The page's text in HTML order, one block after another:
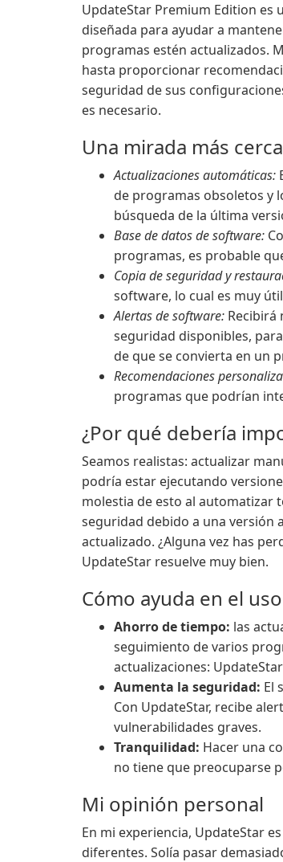
UpdateStar Premium Edition
diseñada para ayudar a
programas estén actualizados.
hasta proporcionar
seguridad de sus
es necesario.
Una mirada más
Actualizaciones automáticas:
de programas obsoletos y
búsqueda de la última
Base de datos de software:
programas, es probable
Copia de seguridad y
software, lo cual es muy
Alertas de software: Recibirá
seguridad disponibles,
de que se convierta en un
Recomendaciones
programas que podrían
¿Por qué debería
Seamos realistas: actualizar
podría estar ejecutando
molestia de esto al automatizar
seguridad debido a una versión
actualizado. ¿Alguna vez has
UpdateStar resuelve muy bien.
Cómo ayuda en el
Ahorro de tiempo: las
seguimiento de varios
actualizaciones:
Aumenta la seguridad: El
Con UpdateStar, recibe
vulnerabilidades graves.
Tranquilidad: Hacer una
no tiene que preocuparse
Mi opinión personal
En mi experiencia, UpdateStar
diferentes. Solía pasar